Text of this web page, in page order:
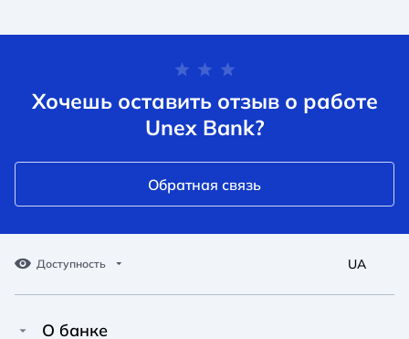
Хочешь оставить отзыв о работе
Unex Bank?
Обратная связь
Доступность UA
О банке